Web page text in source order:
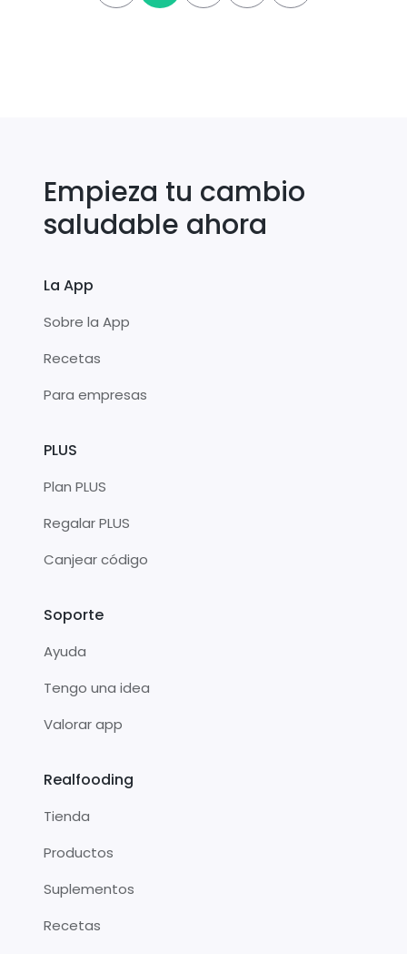
Empieza tu cambio
saludable ahora
La App
Sobre la App
Recetas
Para empresas
PLUS
Plan PLUS
Regalar PLUS
Canjear código
Soporte
Ayuda
Tengo una idea
Valorar app
Realfooding
Tienda
Productos
Suplementos
Recetas